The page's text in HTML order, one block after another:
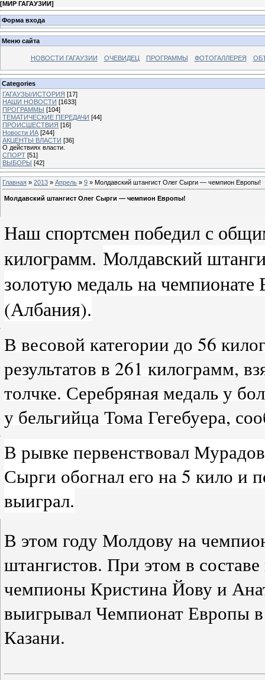
[МИР ГАГАУЗИИ]
Форма входа
Меню сайта
НОВОСТИ ГАГАУЗИИ ОЧЕВИДЕЦ ПРОГРАММЫ ФОТОГАЛЛЕРЕЯ
Categories
ГАГАУЗЫ/ИСТОРИЯ [17]
НАШИ НОВОСТИ [1633]
ПРОГРАММЫ [104]
ТЕМАТИЧЕСКИЕ ПЕРЕДАЧИ [44]
ПРОИСШЕСТВИЯ [16]
Новости ИА [244]
АКЦЕНТЫ ВЛАСТИ [36]
О действиях власти.
СПОРТ [51]
ВЫБОРЫ [42]
Главная » 2013 » Апрель » 9 » Молдавский штангист Олег Сырги — чемпион Европы!
Молдавский штангист Олег Сырги — чемпион Европы!
Наш спортсмен победил с
килограмм. Молдавский
золотую медаль на
(Албания).
В весовой категории до 56
результатов в 261 килограмм,
толчке. Серебряная медаль у
у бельгийца Тома Гегебуера,
В рывке первенствовал
Сырги обогнал его на 5 кило и
выиграл.
В этом году Молдову на
штангистов. При этом в
чемпионы Кристина Йову и
выигрывал Чемпионат Европы
Казани.